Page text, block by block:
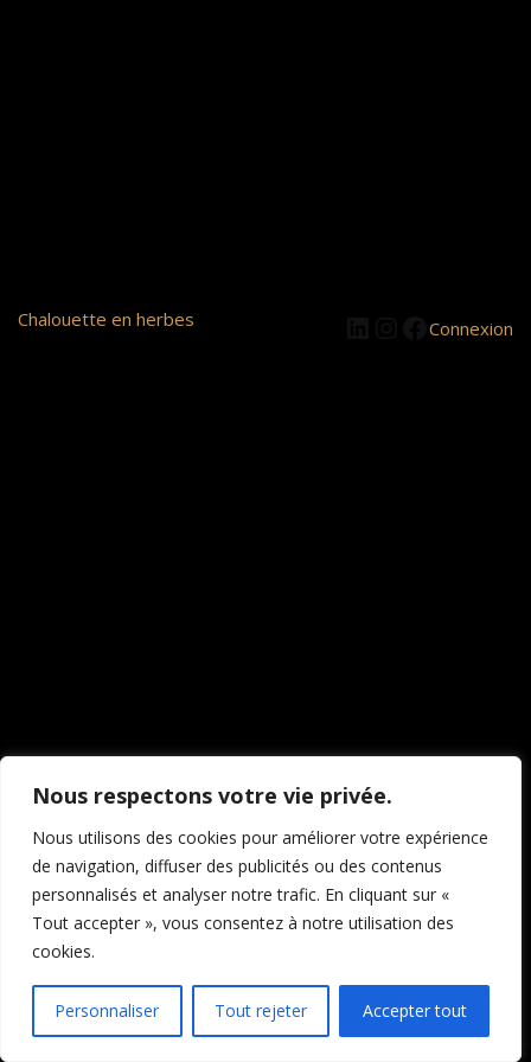
Nous respectons votre vie privée.
Nous utilisons des cookies pour améliorer votre expérience
de navigation, diffuser des publicités ou des contenus
personnalisés et analyser notre trafic. En cliquant sur «
Tout accepter », vous consentez à notre utilisation des
cookies.
Personnaliser Tout rejeter Accepter tout
Chalouette en herbes LinkedIn
Instagram
Facebook
Connexion